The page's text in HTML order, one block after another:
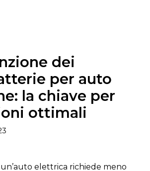
dei
per auto
la chiave per
ottimali
elettrica richiede meno